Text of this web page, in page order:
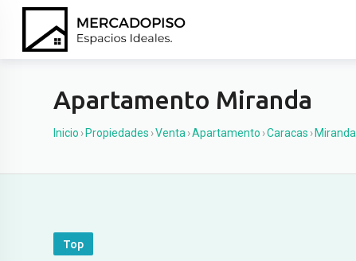
Apartamento Miranda
Inicio › Propiedades ›Venta ›Apartamento ›Caracas › Miranda
Top